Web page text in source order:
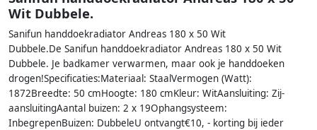
Wit Dubbele.
Sanifun handdoekradiator Andreas 180 x 50 Wit
Dubbele.De Sanifun handdoekradiator Andreas 180 x 50 Wit
Dubbele. Je badkamer verwarmen, maar ook je handdoeken
drogen!Specificaties:Materiaal: StaalVermogen (Watt):
1872Breedte: 50 cmHoogte: 180 cmKleur: WitAansluiting: Zij-
aansluitingAantal buizen: 2 x 19Ophangsysteem:
InbegrepenBuizen: DubbeleU ontvangt€10, - korting bij ieder